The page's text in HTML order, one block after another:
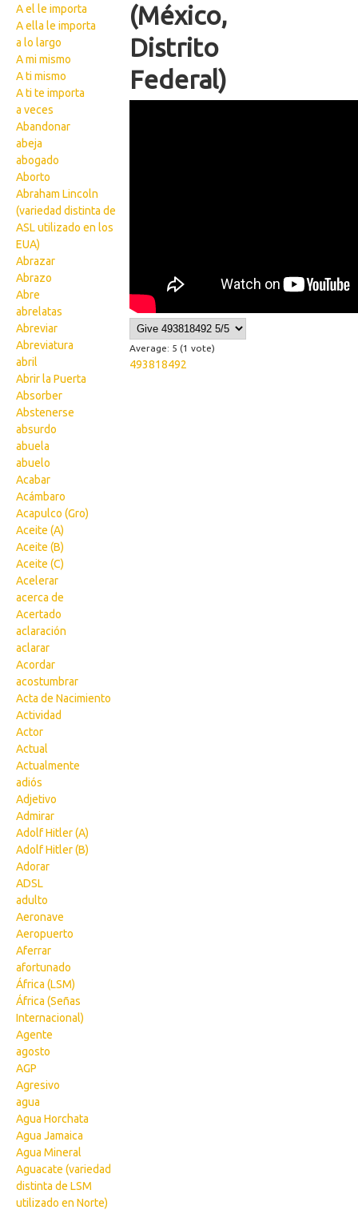
A el le importa
A ella le importa
a lo largo
A mi mismo
A ti mismo
A ti te importa
a veces
Abandonar
abeja
abogado
Aborto
Abraham Lincoln
(variedad distinta de
ASL utilizado en los
EUA)
Abrazar
Abrazo
Abre
abrelatas
Abreviar
Abreviatura
abril
Abrir la Puerta
Absorber
Abstenerse
absurdo
abuela
abuelo
Acabar
Acámbaro
Acapulco (Gro)
Aceite (A)
Aceite (B)
Aceite (C)
Acelerar
acerca de
Acertado
aclaración
aclarar
Acordar
acostumbrar
Acta de Nacimiento
Actividad
Actor
Actual
Actualmente
adiós
Adjetivo
Admirar
Adolf Hitler (A)
Adolf Hitler (B)
Adorar
ADSL
adulto
Aeronave
Aeropuerto
Aferrar
afortunado
África (LSM)
África (Señas
Internacional)
Agente
agosto
AGP
Agresivo
agua
Agua Horchata
Agua Jamaica
Agua Mineral
Aguacate (variedad
distinta de LSM
utilizado en Norte)
(México,
Distrito
Federal)
Average: 5 (1 vote)
493818492